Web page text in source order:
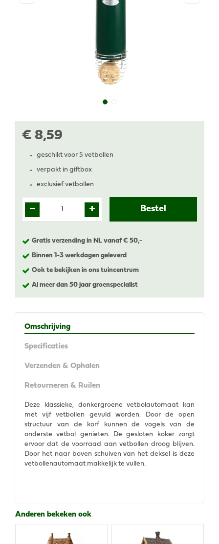
€ 8,59
geschikt voor 5 vetbollen
verpakt in giftbox
exclusief vetbollen
Gratis verzending in NL vanaf € 50,-
Binnen 1-3 werkdagen geleverd
Ook te bekijken in ons tuincentrum
Al meer dan 50 jaar groenspecialist
Omschrijving
Specificaties
Verzenden & Ophalen
Retourneren & Ruilen
Deze klassieke, donkergroene vetbolautomaat kan
met vijf vetbollen gevuld worden. Door de open
structuur van de korf kunnen de vogels van de
onderste vetbol genieten. De gesloten koker zorgt
ervoor dat de voorraad aan vetbollen droog blijven.
Door het naar boven schuiven van het deksel is deze
vetbollenautomaat makkelijk te vullen.
Anderen bekeken ook